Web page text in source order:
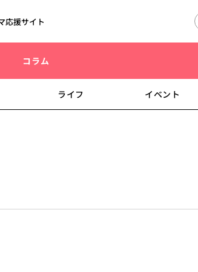
応援サイト
コラム
ライフ イベント